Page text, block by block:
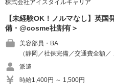
株式会社アイスタイルキャリア
【未経験OK！ノルマなし】英
備・@cosme社割有＞
美容部員・BA
（静岡／社保完備／交通費全額
派遣
時給1,400円 ～ 1,500円